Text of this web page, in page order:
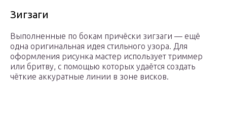
Зигзаги
Выполненные по бокам причёски зигзаги — ещё
одна оригинальная идея стильного узора. Для
оформления рисунка мастер использует триммер
или бритву, с помощью которых удаётся создать
чёткие аккуратные линии в зоне висков.